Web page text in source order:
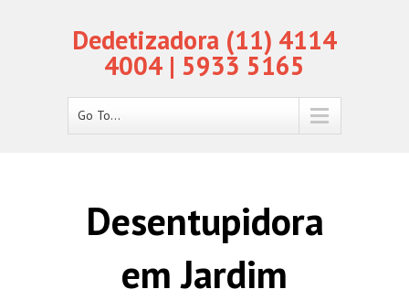
Dedetizadora (11) 4114
4004 | 5933 5165
Go To...
Desentupidora
em Jardim